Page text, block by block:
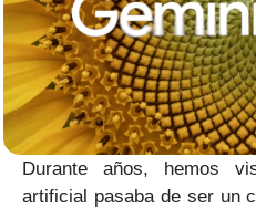
Durante años, hemos
artificial pasaba de ser un